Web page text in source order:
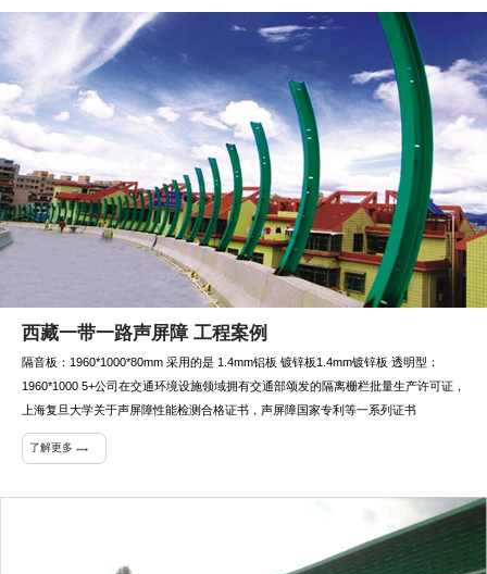
西藏一带一路声屏障 工程案例
隔音板：1960*1000*80mm 采用的是 1.4mm铝板 镀锌板1.4mm镀锌板 透明型：
1960*1000 5+公司在交通环境设施领域拥有交通部颂发的隔离栅栏批量生产许可证，
上海复旦大学关于声屏障性能检测合格证书，声屏障国家专利等一系列证书
了解更多